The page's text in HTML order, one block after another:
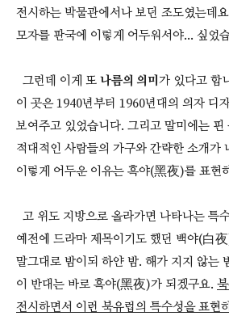
전시하는 박물관에서나 보던 조도였는데
모자를 판국에 이렇게 어두워서야... 싶었
그런데 이게 또 나름의 의미가 있다고 합
이 곳은 1940년부터 1960년대의 의자 디
보여주고 있었습니다. 그리고 말미에는
적대적인 사람들의 가구와 간략한 소개가
이렇게 어두운 이유는 흑야(黑夜)를 표현
고 위도 지방으로 올라가면 나타나는 특
예전에 드라마 제목이기도 했던 백야(白
말그대로 밤이되 하얀 밤. 해가 지지 않는
이 반대는 바로 흑야(黑夜)가 되겠구요.
전시하면서 이런 북유럽의 특수성을 표현